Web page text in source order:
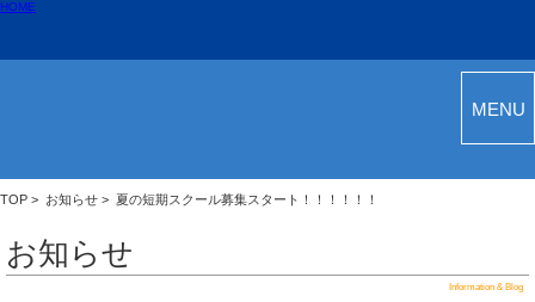
MENU
HOME
TOP > お知らせ > 夏の短期スクール募集スタート！！！！！！
お知らせ
Information & Blog